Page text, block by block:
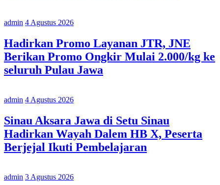
admin 4 Agustus 2026
Hadirkan Promo Layanan JTR, JNE
Berikan Promo Ongkir Mulai 2.000/kg ke
seluruh Pulau Jawa
admin 4 Agustus 2026
Sinau Aksara Jawa di Setu Sinau
Hadirkan Wayah Dalem HB X, Peserta
Berjejal Ikuti Pembelajaran
admin 3 Agustus 2026